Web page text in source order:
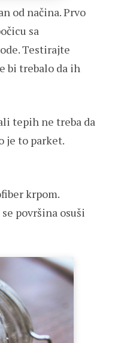
od načina. Prvo
sa
Testirajte
bi trebalo da ih
tepih ne treba da
je to parket.
krpom.
površina osuši